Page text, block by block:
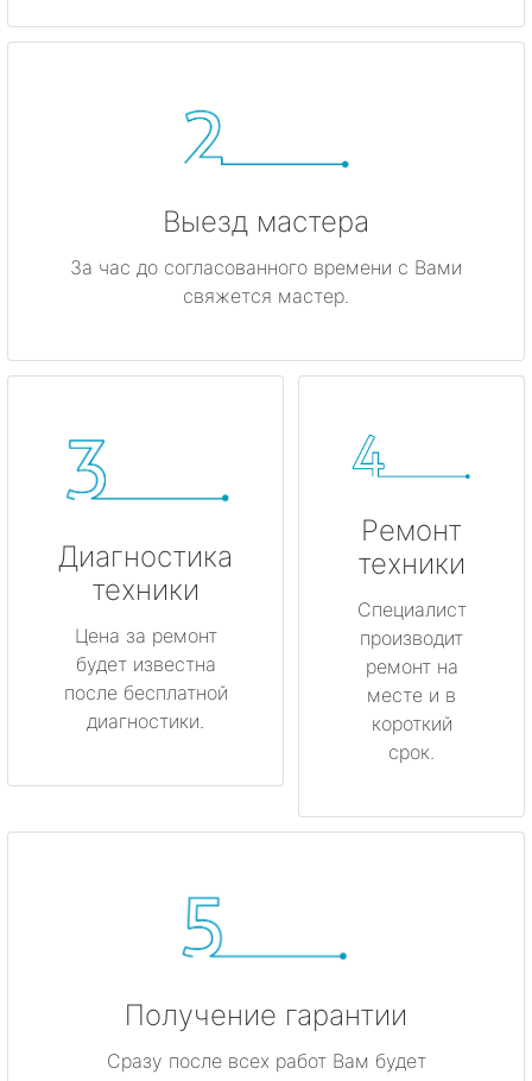
метро Динамо
метро Красные ворота
метро Калужская
метро Домодедовская
метро Крылатское
метро Лубянка
метро Котельники
метро Коньково
метро Менделеевская
метро Красногвардейская
метро Мякинино
метро Кузьминки
метро Китай-город
метро Нагатинская
метро Каширская
Выезд мастера
За час до согласованного времени с Вами
свяжется мастер.
Диагностика
техники
Цена за ремонт
будет известна
после бесплатной
диагностики.
Ремонт
техники
Специалист
производит
ремонт на
месте и в
короткий
срок.
Получение гарантии
Сразу после всех работ Вам будет